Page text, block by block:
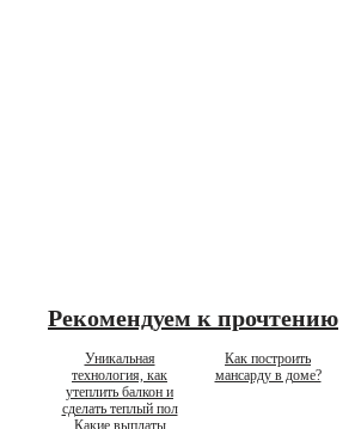
Рекомендуем к прочтению
Уникальная
технология, как
утеплить балкон и
сделать теплый пол
Как построить
мансарду в доме?
Какие выплаты